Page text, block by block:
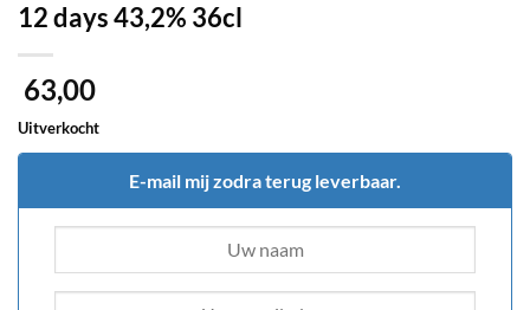
12 days 43,2% 36cl
63,00
Uitverkocht
E-mail mij zodra terug leverbaar.